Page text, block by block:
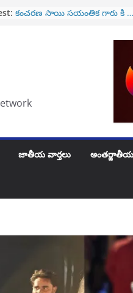
రేపు నూతన సీజేఐగా జస్టిస్
కిరణ్ గారు కి పెళ్లిరోజు శుభకాంక్షలు
2 వేల కోట్లభూదందా!
జాతీయ వార్తలు అంతర్జాతీయ